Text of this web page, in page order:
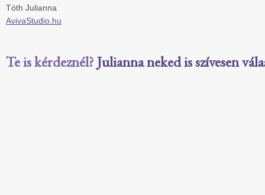
Tóth Julianna
AvivaStudio.hu
Te is kérdeznél?Julianna neked is szívesen